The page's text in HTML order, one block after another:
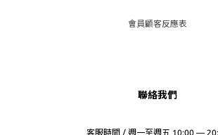
會員顧客反應表
聯絡我們
客服時間 / 週一至週五 10:00 —